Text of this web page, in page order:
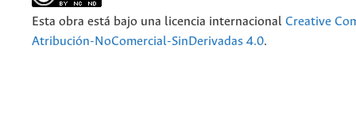
Esta obra está bajo una licencia internacional Creative
Atribución-NoComercial-SinDerivadas 4.0.